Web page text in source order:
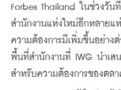
Forbes Thailand ในช่วงวัน
สำนักงานแห่งใหม่อีกหลายแ
ความต้องการมีเพิ่มขึ้นอย่าง
พื้นที่สำนักงานที่ IWG นำเส
สำหรับความต้องการของตล